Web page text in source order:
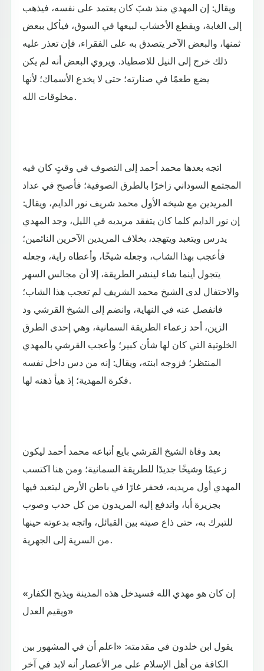
ويقال: إن المهدي منذ شبََ كان يعتمد على نفسه، فيذهب
إلى الغابة، ويقطع الأخشاب لبيعها في السوق، فيأكل ببعض
ثمنها، والبعض الآخر يتصدق به على الفقراء، فإن تعذر عليه
ذلك خرج إلى النيل للاصطياد. ويروي البعض أنه لم يكن
يضع طعمًا في صنارته؛ حتى لا يخدع الأسماك؛ لأنها
مخلوقات الله.
اتجه بعدها محمد أحمد إلى التصوف في وقتٍ كان فيه
المجتمع السوداني زاخرًا بالطرق الصوفية؛ فأصبح في عداد
المريدين مع شيخه الأول محمد شريف نور الدايم، ويقال:
إن نور الدايم كلما كان يتفقد مريديه في الليل، وجد المهدي
يدرس ويتعبد ويتهجد، بخلاف المريدين الآخرين النائمين؛
فأعجب بهذا الشاب، وجعله شيخًا، وأعطاه راية، وجعله
يتجول أينما شاء لينشر الطريقة، إلا أن مجالس السهر
والاحتفال لدى الشيخ محمد الشريف لم تعجب هذا الشاب؛
فانفصل عنه في النهاية، وانضم إلى الشيخ القرشي ود
الزين، أحد زعماء الطريقة السمانية، وهي إحدى الطرق
الخلوتية التي كان لها شأن كبير؛ وأعجب القرشي بالمهدي
المنتظر؛ فزوجه ابنته، ويقال: إنه من دس داخل نفسه
فكرة المهدية؛ إذ هيأ ذهنه لها.
بعد وفاة الشيخ القرشي بايع أتباعه محمد أحمد ليكون
زعيمًا وشيخًا جديدًا للطريقة السمانية؛ ومن هنا اكتسب
المهدي أول مريديه، فحفر غارًا في باطن الأرض ليتعبد فيها
بجزيرة أبا، واندفع إليه المريدون من كل حدب وصوب
للتبرك به، حتى ذاع صيته بين القبائل، واتجه بدعوته حينها
من السرية إلى الجهرية.
«إن كان هو مهدي الله فسيدخل هذه المدينة ويذبح الكفار
ويقيم العدل»
يقول ابن خلدون في مقدمته: «اعلم أن في المشهور بين
الكافة من أهل الإسلام على مر الأعصار أنه لابد في آخر